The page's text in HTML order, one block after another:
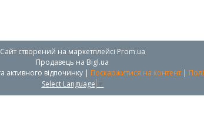
Сайт створений на маркетплейсі Prom.ua
Продавець на Bigl.ua
Modern Shop - посуд, товари для дому та активного відпочинку | Поскаржитися на контент |
Select Language ▼